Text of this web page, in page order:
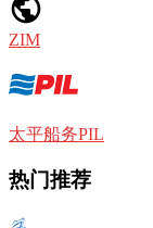
ZIM
太平船务PIL
热门推荐